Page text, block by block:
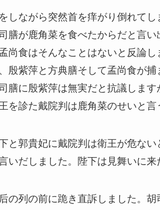
しながら突然首を痒がり倒れて
膳が鹿角菜を食べたからだと言
尚食はそんなことはないと反論
殷紫萍と方典膳そして孟尚食が捕
膳に殷紫萍は無実だと抗議しま
を診た戴院判は鹿角菜のせいと言
と郭貴妃に戴院判は衛王が危な
いだしました。陛下は見舞いに来
の列の前に跪き直訴しました。